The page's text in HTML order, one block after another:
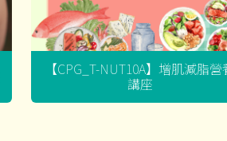
【CPG_T-NUT10A】增肌減脂營
講座